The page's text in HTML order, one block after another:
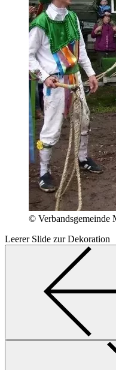
© Verbandsgemeinde
Leerer Slide zur Dekoration